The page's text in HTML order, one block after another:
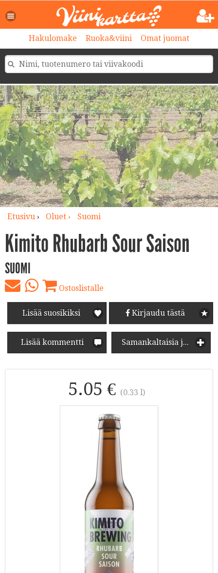
Hakulomake Ruoka&viini Omat juomat
Etusivu› Oluet › Suomi
Kimito Rhubarb Sour Saison
SUOMI
Ostoslistalle
Lisää suosikiksi Kirjaudu tästä
Lisää kommentti Samankaltaisia juomia
5.05 € (0.33 l)